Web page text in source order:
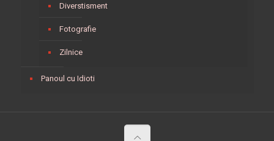
Diverstisment
Fotografie
Zilnice
Panoul cu Idioti